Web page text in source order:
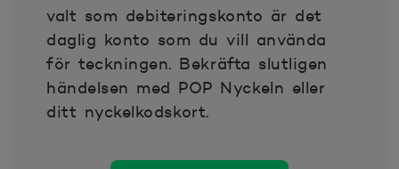
2025-08-22 1.749
2025-08-25 1.745
valt som debiteringskonto är det
daglig konto som du vill använda
för teckningen. Bekräfta slutligen
händelsen med POP Nyckeln eller
ditt nyckelkodskort.